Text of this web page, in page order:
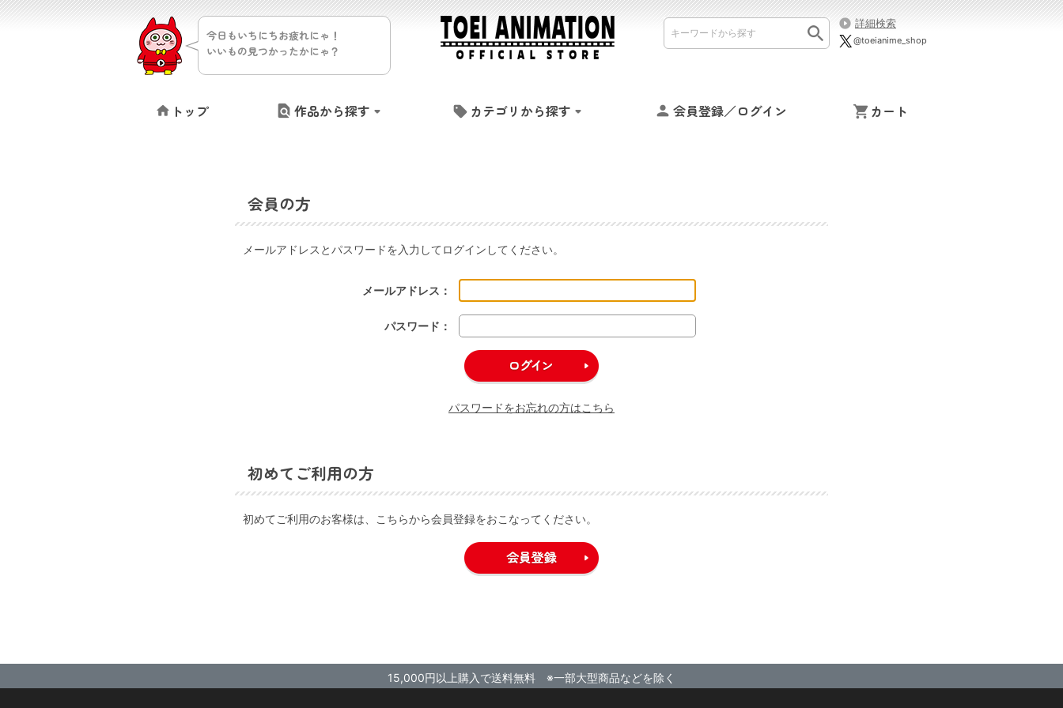
今日もいちにちお疲れにゃ！
いいもの見つかったかにゃ？
詳細検索
@toeianime_shop
トップ 作品から探す カテゴリから探す 会員登録／ログイン カート
会員の方
メールアドレスとパスワードを入力してログインしてください。
メールアドレス：
パスワード：
パスワードをお忘れの方はこちら
初めてご利用の方
初めてご利用のお客様は、こちらから会員登録をおこなってください。
15,000円以上購入で送料無料 ※一部大型商品などを除く